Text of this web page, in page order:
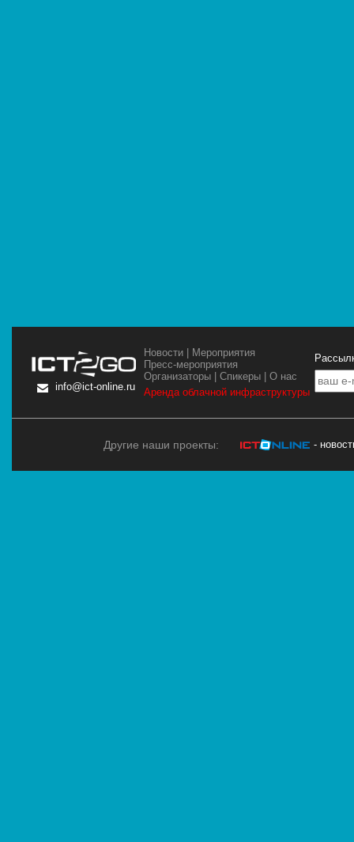
info@ict-online.ru
Новости | Мероприятия
Пресс-мероприятия
Организаторы |Спикеры |О нас
Аренда облачной инфраструктуры
Другие наши проекты: -